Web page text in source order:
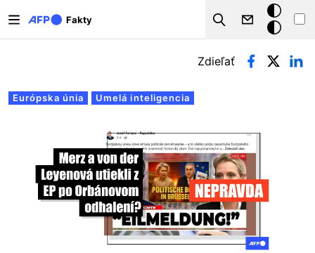
Fakty
Search
Tmavý
režim
Primárne karty
Európska únia Umelá inteligencia
Zdieľať